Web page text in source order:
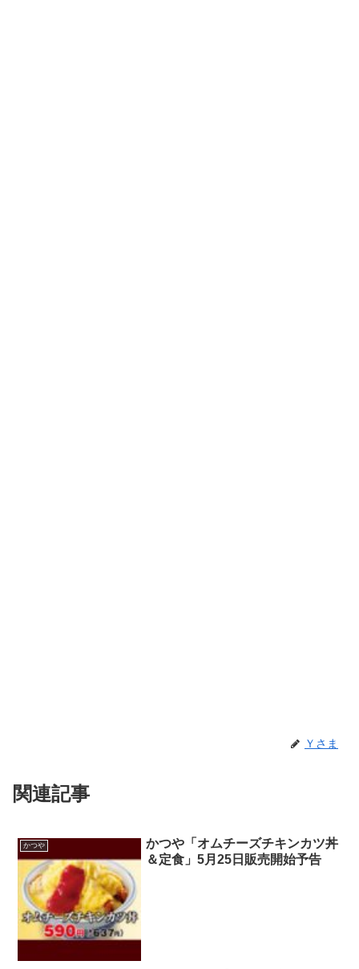
Ｙさま
関連記事
かつや
かつや「オムチーズチキンカツ丼
＆定食」5月25日販売開始予告